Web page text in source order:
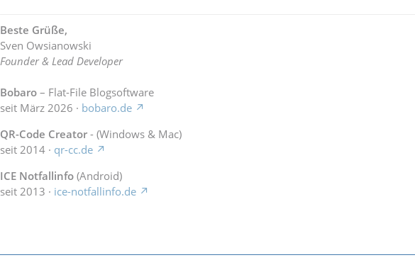
Beste Grüße,
Sven Owsianowski
Founder & Lead Developer
Bobaro – Flat-File Blogsoftware
seit März 2026 · bobaro.de
QR-Code Creator - (Windows & Mac)
seit 2014 · qr-cc.de
ICE Notfallinfo (Android)
seit 2013 · ice-notfallinfo.de